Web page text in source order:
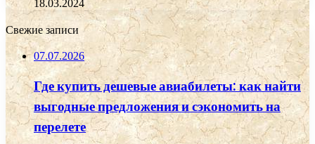
18.03.2024
Свежие записи
07.07.2026
Где купить дешевые авиабилеты: как найти
выгодные предложения и сэкономить на
перелете